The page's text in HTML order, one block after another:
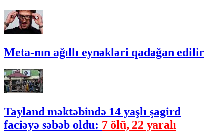
Meta-nın ağıllı eynəkləri qadağan edilir
Tayland məktəbində 14 yaşlı şagird
faciəyə səbəb oldu: 7 ölü, 22 yaralı